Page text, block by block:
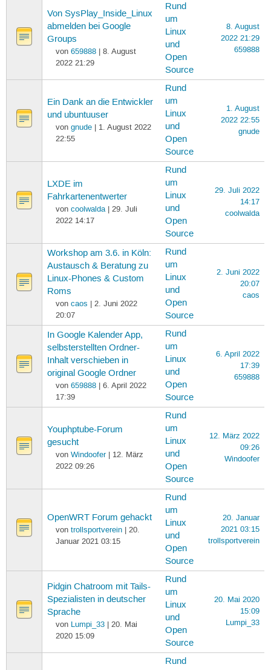
Von SysPlay_Inside_Linux
abmelden bei Google
Groups
von 659888| 8. August
2022 21:29
Rund
um
Linux
und
Open
Source
8. August
2022 21:29
659888
Ein Dank an die Entwickler
und ubuntuuser
von gnude| 1. August 2022
22:55
Rund
um
Linux
und
Open
Source
1. August
2022 22:55
gnude
LXDE im
Fahrkartenentwerter
von coolwalda| 29. Juli
2022 14:17
Rund
um
Linux
und
Open
Source
29. Juli 2022
14:17
coolwalda
Workshop am 3.6. in Köln:
Austausch & Beratung zu
Linux-Phones & Custom
Roms
von caos | 2. Juni 2022
20:07
Rund
um
Linux
und
Open
Source
2. Juni 2022
20:07
caos
In Google Kalender App,
selbsterstellten Ordner-
Inhalt verschieben in
original Google Ordner
von 659888| 6. April 2022
17:39
Rund
um
Linux
und
Open
Source
6. April 2022
17:39
659888
Youphptube-Forum
gesucht
von Windoofer| 12. März
2022 09:26
Rund
um
Linux
und
Open
Source
12. März 2022
09:26
Windoofer
OpenWRT Forum gehackt
von trollsportverein| 20.
Januar 2021 03:15
Rund
um
Linux
und
Open
Source
20. Januar
2021 03:15
trollsportverein
Pidgin Chatroom mit Tails-
Spezialisten in deutscher
Sprache
von Lumpi_33| 20. Mai
2020 15:09
Rund
um
Linux
und
Open
Source
20. Mai 2020
15:09
Lumpi_33
Rund